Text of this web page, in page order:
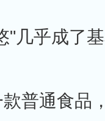
"几乎成了
普通食品